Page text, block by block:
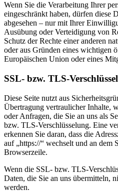
Wenn Sie die Verarbeitung Ihrer
eingeschränkt haben, dürfen diese
abgesehen – nur mit Ihrer
Ausübung oder Verteidigung von
Schutz der Rechte einer anderen
oder aus Gründen eines wichtigen
Europäischen Union oder eines
SSL- bzw. TLS-
Diese Seite nutzt aus
Übertragung vertraulicher Inhalte,
oder Anfragen, die Sie an uns als
bzw. TLS-Verschlüsselung. Eine
erkennen Sie daran, dass die
auf „https://“ wechselt und an dem
Browserzeile.
Wenn die SSL- bzw. TLS-
Daten, die Sie an uns übermitteln,
werden.